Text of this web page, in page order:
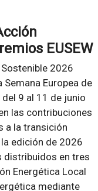
EUSEW
2026
Europea de
del 9 al 11 de junio
las contribuciones
a la transición
la edición de 2026
distribuidos en tres
Energética Local
mediante